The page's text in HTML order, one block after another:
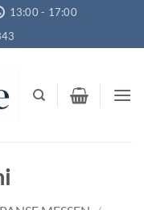
13:00 - 17:00